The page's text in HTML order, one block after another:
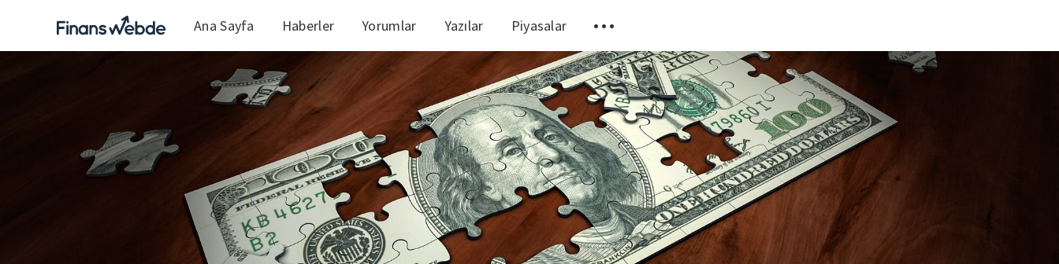
Ana Sayfa Haberler Yorumlar Yazılar Piyasalar